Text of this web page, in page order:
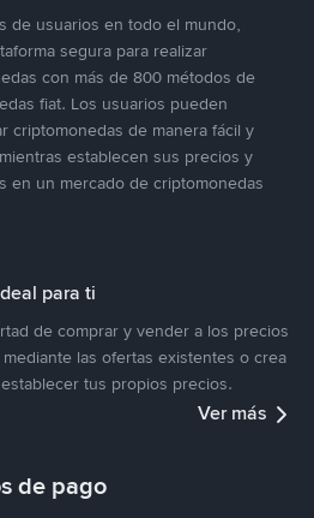
de usuarios en todo el mundo,
segura para realizar
con más de 800 métodos de
fiat. Los usuarios pueden
criptomonedas de manera fácil y
establecen sus precios y
en un mercado de criptomonedas
para ti
de comprar y vender a los precios
las ofertas existentes o crea
tus propios precios.
Ver más
de pago